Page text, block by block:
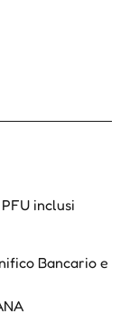
inclusi
Bancario e